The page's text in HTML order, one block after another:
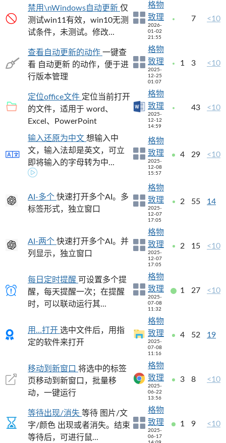
禁用\nWindows自动更新 仅
测试win11有效，win10无测
试条件，未测试。修改...
格物
致理
2026-
01-02
21:55
7 <10
查看自动更新的动作 一键查
看 自动更新 的动作，便于进
行版本管理
格物
致理
2025-
12-25
01:07
1 3 <10
定位office文件 定位当前打开
的文件，适用于 word、
Excel、PowerPoint
格物
致理
2025-
12-12
14:59
43 <10
输入还原为中文 想输入中
文，输入法却是英文，可立
即将输入的字母转为中...
格物
致理
2025-
12-08
15:57
4 29 <10
AI-多个 快速打开多个AI。多
标签形式，独立窗口
格物
致理
2025-
12-07
17:05
2 55 14
AI-两个 快速打开多个AI。并
列显示，独立窗口
格物
致理
2025-
12-07
17:05
2 15 <10
每日定时提醒 可设置多个提
醒，每天提醒一次；在提醒
时，可以联动运行其...
格物
致理
2025-
07-08
11:32
1 27 <10
用…打开 选中文件后，用指
定的软件来打开
格物
致理
2025-
07-08
11:16
4 52 19
移动到新窗口 将选中的标签
页移动到新窗口，批量移
动，一键运行
格物
致理
2025-
06-22
13:56
3 8 <10
等待出现/消失 等待 图片/文
字/颜色 出现或者消失。结束
等待后，可进行鼠...
格物
致理
2025-
06-17
1 9 <10